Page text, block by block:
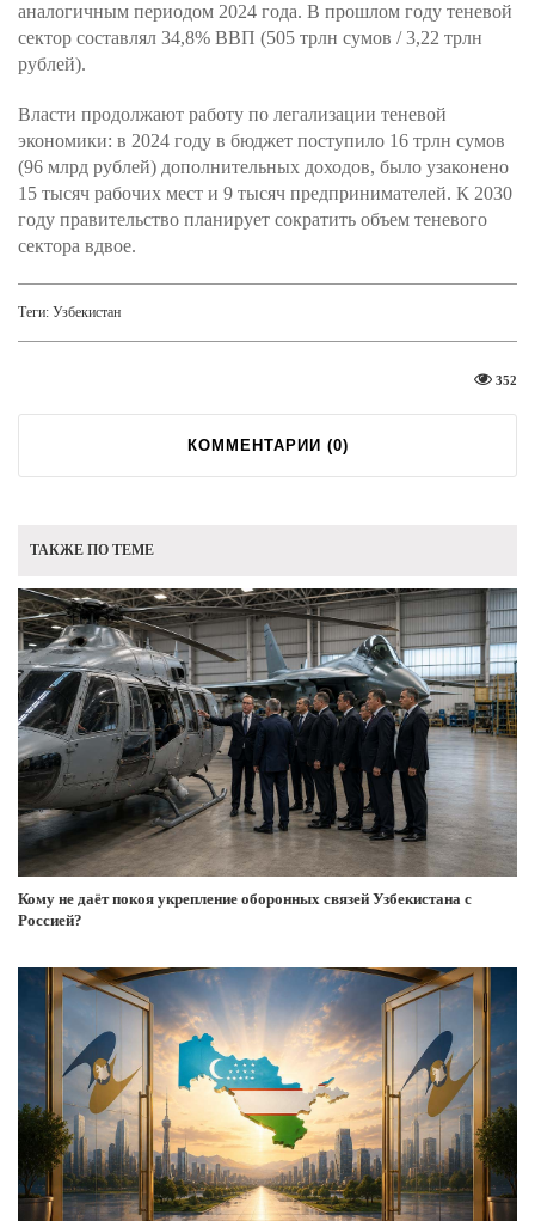
аналогичным периодом 2024 года. В прошлом году теневой
сектор составлял 34,8% ВВП (505 трлн сумов / 3,22 трлн
рублей).
Власти продолжают работу по легализации теневой
экономики: в 2024 году в бюджет поступило 16 трлн сумов
(96 млрд рублей) дополнительных доходов, было узаконено
15 тысяч рабочих мест и 9 тысяч предпринимателей. К 2030
году правительство планирует сократить объем теневого
сектора вдвое.
Теги: Узбекистан
352
КОММЕНТАРИИ (0)
ТАКЖЕ ПО ТЕМЕ
Кому не даёт покоя укрепление оборонных связей Узбекистана с
Россией?